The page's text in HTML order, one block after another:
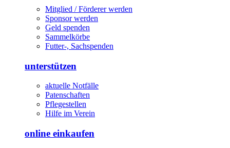
Mitglied / Förderer werden
Sponsor werden
Geld spenden
Sammelkörbe
Futter-, Sachspenden
unterstützen
aktuelle Notfälle
Patenschaften
Pflegestellen
Hilfe im Verein
online einkaufen